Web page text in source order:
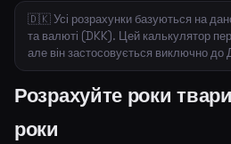
🇩🇰 Усі розрахунки базуються на
та валюті (DKK). Цей калькулятор
але він застосовується виключно до
Розрахуйте роки
роки